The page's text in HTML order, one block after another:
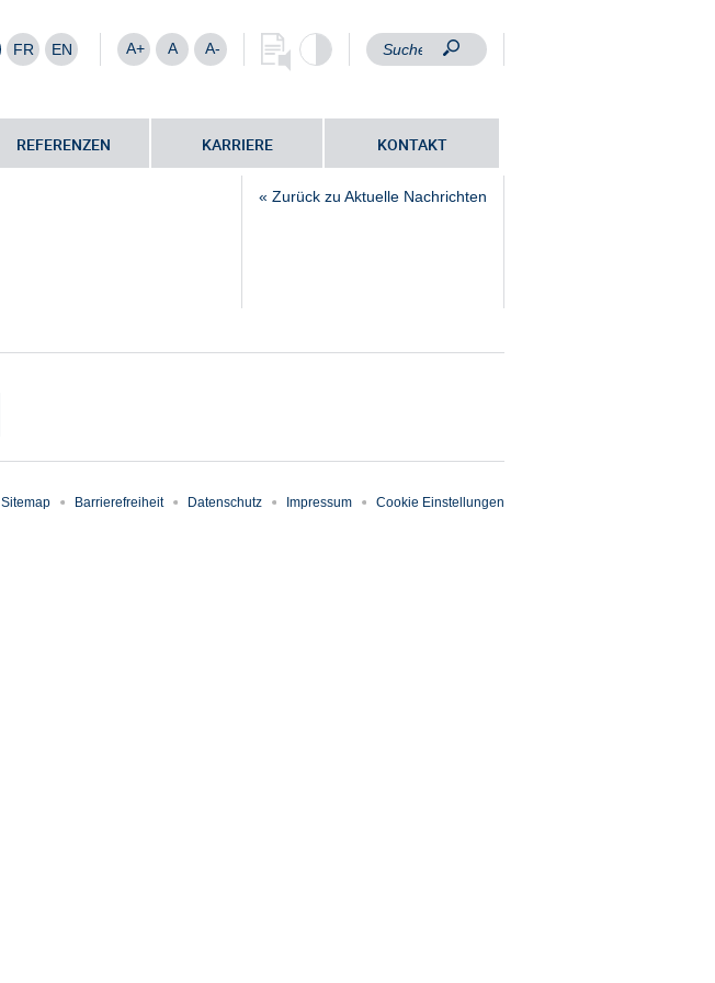
FR EN A+ A A-
REFERENZEN KARRIERE KONTAKT
« Zurück zu Aktuelle Nachrichten
Sitemap Barrierefreiheit Datenschutz Impressum Cookie Einstellungen